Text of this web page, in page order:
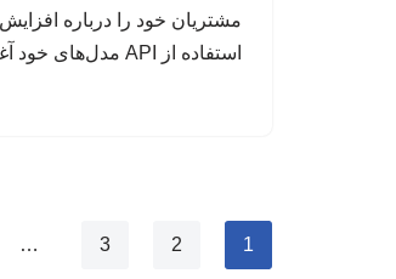
مشتریان خود را درباره
استفاده از API مدل‌های خود آغاز کرده است.
1
2
3
…